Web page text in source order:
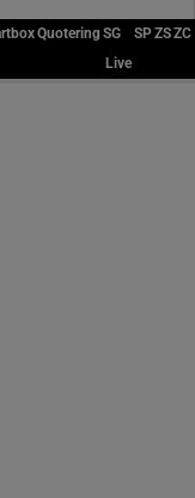
QuoteringSG SPZSZC
Live